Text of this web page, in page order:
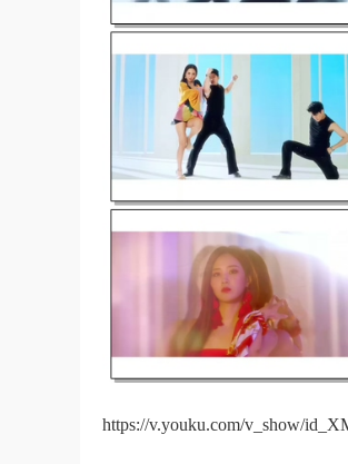
https://v.youku.com/v_show/